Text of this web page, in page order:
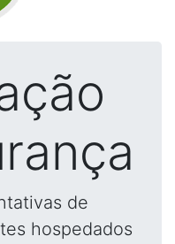
de
hospedados